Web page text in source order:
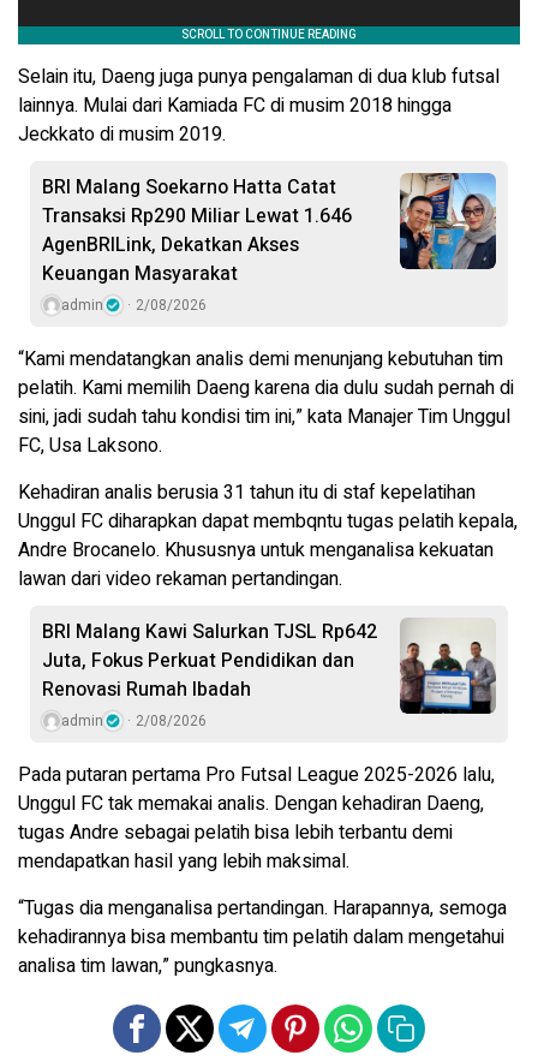
Selain itu, Daeng juga punya pengalaman di dua klub futsal
lainnya. Mulai dari Kamiada FC di musim 2018 hingga
Jeckkato di musim 2019.
BRI Malang Soekarno Hatta Catat
Transaksi Rp290 Miliar Lewat 1.646
AgenBRILink, Dekatkan Akses
Keuangan Masyarakat
admin 2/08/2026
“Kami mendatangkan analis demi menunjang kebutuhan tim
pelatih. Kami memilih Daeng karena dia dulu sudah pernah di
sini, jadi sudah tahu kondisi tim ini,” kata Manajer Tim Unggul
FC, Usa Laksono.
Kehadiran analis berusia 31 tahun itu di staf kepelatihan
Unggul FC diharapkan dapat membqntu tugas pelatih kepala,
Andre Brocanelo. Khususnya untuk menganalisa kekuatan
lawan dari video rekaman pertandingan.
BRI Malang Kawi Salurkan TJSL Rp642
Juta, Fokus Perkuat Pendidikan dan
Renovasi Rumah Ibadah
admin 2/08/2026
Pada putaran pertama Pro Futsal League 2025-2026 lalu,
Unggul FC tak memakai analis. Dengan kehadiran Daeng,
tugas Andre sebagai pelatih bisa lebih terbantu demi
mendapatkan hasil yang lebih maksimal.
“Tugas dia menganalisa pertandingan. Harapannya, semoga
kehadirannya bisa membantu tim pelatih dalam mengetahui
analisa tim lawan,” pungkasnya.